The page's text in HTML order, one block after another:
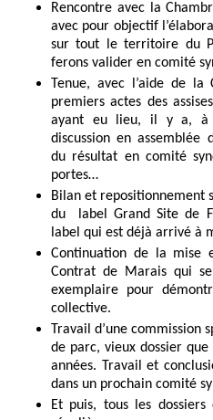
Rencontre avec la
avec pour objectif
sur tout le territoire du
ferons valider en comité
Tenue, avec l’aide de la
premiers actes des
ayant eu lieu, il y a, à
discussion en
du résultat en comité
portes…
Bilan et repositionnement
du
label Grand Site de
label qui est déjà arrivé à
Continuation de la mise
Contrat de Marais qui
exemplaire pour
collective.
Travail d’une commission
de parc, vieux dossier
années. Travail et
dans un prochain comité
Et puis, tous les dossiers